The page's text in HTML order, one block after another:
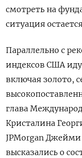
смотреть на
ситуация
Параллельно с
индексов США
включая золото,
глава
Кристалина
JPMorgan
высказались о